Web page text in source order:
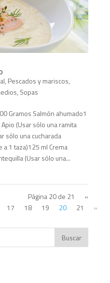
, Pescados y mariscos,
, Sopas
Gramos Salmón ahumado1
(Usar sólo una ramita
sólo una cucharada
a 1 taza)125 ml Crema
(Usar sólo una...
Página 20 de 21
«
17 18 19 20 21 »